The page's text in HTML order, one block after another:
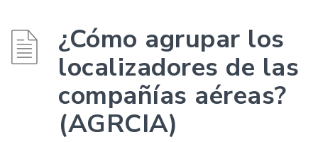
¿Cómo agrupar los
localizadores de las
compañías aéreas?
(AGRCIA)